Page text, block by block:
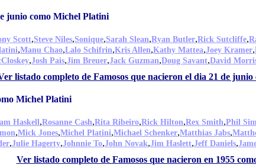
junio como Michel Platini
Scott,Steve Niles,Sonique,Sarah Slean,Ryan Butler,Rick Sutcliffe,
,Manu Chao,Lalo Schifrin,Kris Allen,Kathy Mattea,Joey Kramer,
,Josh Pais,Jim Breuer,Jack Guzman,Doug Savant,David
listado completo de Famosos que nacieron el dia 21 de
Michel Platini
Haskell,Rosanne Cash,Rita Ribeiro,Rick Hilton,Rex Smith,Phil
,Mick Jones,Michel Platini,Michael Schenker,Matthias Jabs,
,Julie Hagerty,Johnnie To,John Novak,Jim Haslett,Jeff Daniels,
Ver listado completo de Famosos que nacieron en 1955